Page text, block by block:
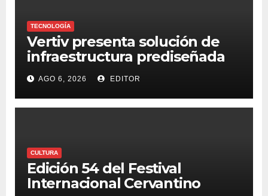
TECNOLOGÍA
Vertiv presenta solución de
infraestructura prediseñada
para agilizar centros de datos
en el borde
AGO 6, 2026 EDITOR
CULTURA
Edición 54 del Festival
Internacional Cervantino